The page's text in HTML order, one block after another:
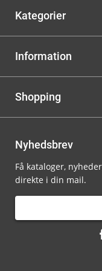
Kategorier
Information
Shopping
Nyhedsbrev
Få kataloger,
direkte i din mail.